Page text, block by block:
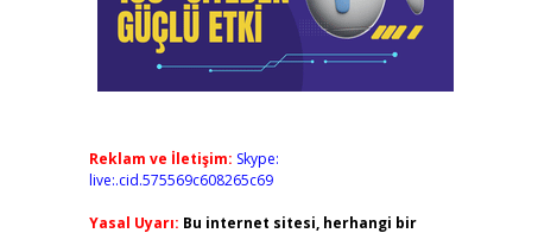
Reklam ve İletişim: Skype:
live:.cid.575569c608265c69
Yasal Uyarı: Bu internet sitesi, herhangi bir